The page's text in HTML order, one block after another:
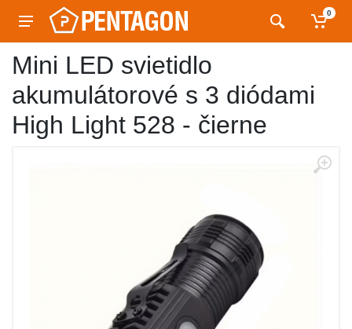
0
Mini LED svietidlo
akumulátorové s 3 diódami
High Light 528 - čierne